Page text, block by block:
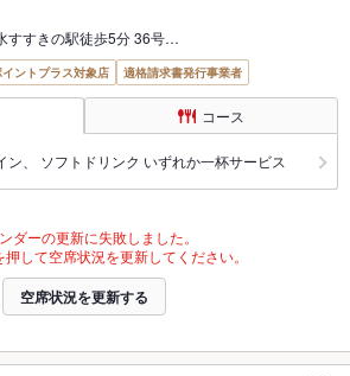
すすきの駅徒歩5分 36号…
ントプラス対象店 適格請求書発行事業者
コース
ン、 ソフトドリンク いずれか一杯サービス
ダーの更新に失敗しました。
して空席状況を更新してください。
空席状況を更新する